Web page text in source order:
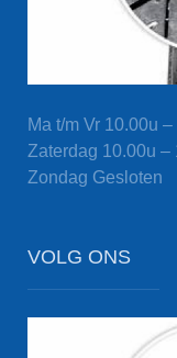
Ma t/m Vr 10.00u –
Zaterdag 10.00u –
Zondag Gesloten
VOLG ONS